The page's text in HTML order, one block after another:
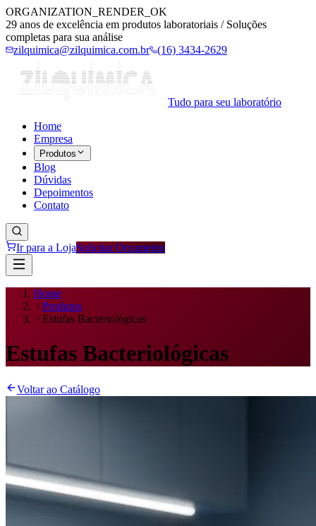
ORGANIZATION_RENDER_OK
29 anos de excelência em produtos laboratoriais / Soluções
completas para sua análise
zilquimica@zilquimica.com.br
(16) 3434-2629
Tudo para seu laboratório
Home
Empresa
Produtos
Blog
Dúvidas
Depoimentos
Contato
Ir para a LojaSolicitar Orçamento
Home
Produtos
Estufas Bacteriológicas
Estufas Bacteriológicas
Voltar ao Catálogo